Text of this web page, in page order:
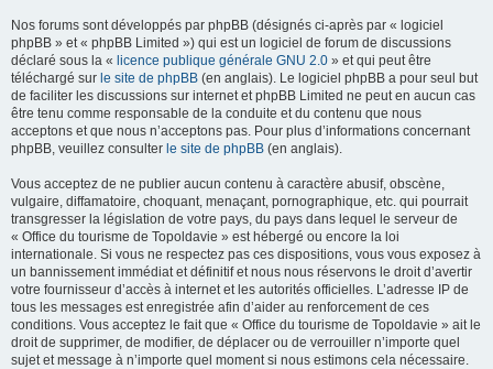
Nos forums sont développés par phpBB (désignés ci-après par « logiciel
phpBB » et « phpBB Limited ») qui est un logiciel de forum de discussions
déclaré sous la « licence publique générale GNU 2.0 » et qui peut être
téléchargé sur le site de phpBB (en anglais). Le logiciel phpBB a pour seul but
de faciliter les discussions sur internet et phpBB Limited ne peut en aucun cas
être tenu comme responsable de la conduite et du contenu que nous
acceptons et que nous n’acceptons pas. Pour plus d’informations concernant
phpBB, veuillez consulter le site de phpBB (en anglais).
Vous acceptez de ne publier aucun contenu à caractère abusif, obscène,
vulgaire, diffamatoire, choquant, menaçant, pornographique, etc. qui pourrait
transgresser la législation de votre pays, du pays dans lequel le serveur de
« Office du tourisme de Topoldavie » est hébergé ou encore la loi
internationale. Si vous ne respectez pas ces dispositions, vous vous exposez à
un bannissement immédiat et définitif et nous nous réservons le droit d’avertir
votre fournisseur d’accès à internet et les autorités officielles. L’adresse IP de
tous les messages est enregistrée afin d’aider au renforcement de ces
conditions. Vous acceptez le fait que « Office du tourisme de Topoldavie » ait le
droit de supprimer, de modifier, de déplacer ou de verrouiller n’importe quel
sujet et message à n’importe quel moment si nous estimons cela nécessaire.